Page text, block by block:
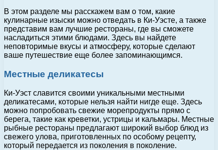
В этом разделе мы расскажем вам о том, какие
кулинарные изыски можно отведать в Ки-Уэсте, а также
представим вам лучшие рестораны, где вы сможете
насладиться этими блюдами. Здесь вы найдете
неповторимые вкусы и атмосферу, которые сделают
ваше путешествие еще более запоминающимся.
Местные деликатесы
Ки-Уэст славится своими уникальными местными
деликатесами, которые нельзя найти нигде еще. Здесь
можно попробовать свежие морепродукты прямо с
берега, такие как креветки, устрицы и кальмары. Местные
рыбные рестораны предлагают широкий выбор блюд из
свежего улова, приготовленных по особому рецепту,
который передается из поколения в поколение.